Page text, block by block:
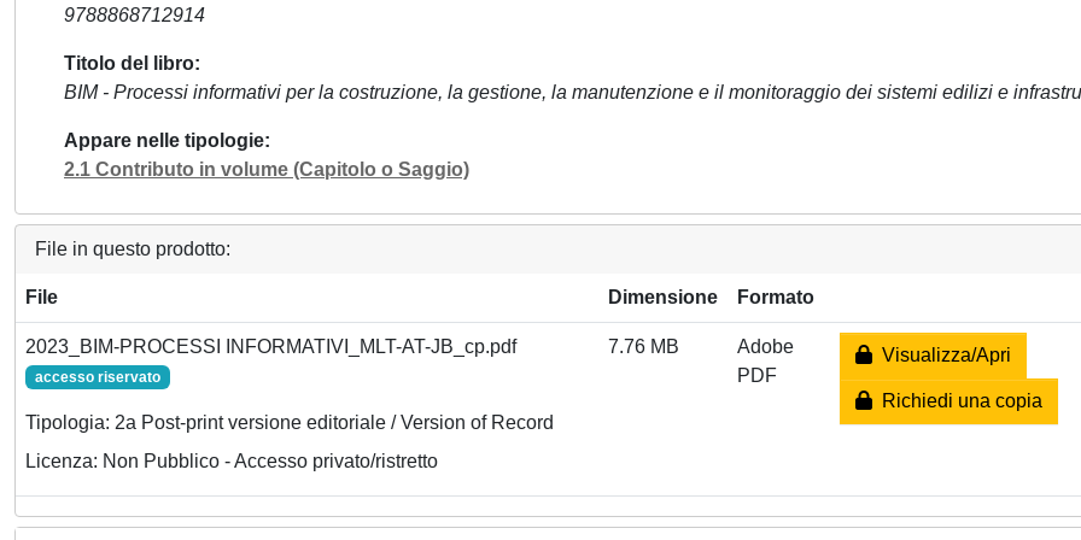
9788868712914
Titolo del libro
BIM - Processi informativi per la costruzione, la gestione, la manutenzione e il monitoraggio dei sistemi edilizi e
Appare nelle tipologie
2.1 Contributo in volume (Capitolo o Saggio)
File in questo prodotto:
File Dimensione Formato
2023_BIM-PROCESSI INFORMATIVI_MLT-AT-JB_cp.pdf
accesso riservato
Tipologia: 2a Post-print versione editoriale / Version of Record
Licenza: Non Pubblico - Accesso privato/ristretto
7.76 MB
Adobe
PDF
Visualizza/Apri
Richiedi una copia